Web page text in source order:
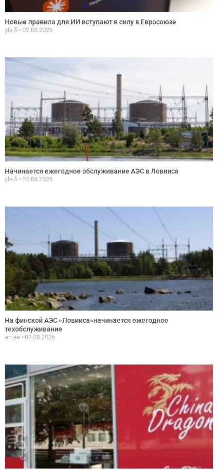
Новые правила для ИИ вступают в силу в Евросоюзе
yle.fi 02.08.2026
Начинается ежегодное обслуживание АЭС в Ловииса
yle.fi 02.08.2026
На финской АЭС «Ловииса»начинается ежегодное
техобслуживание
err.ee 02.08.2026